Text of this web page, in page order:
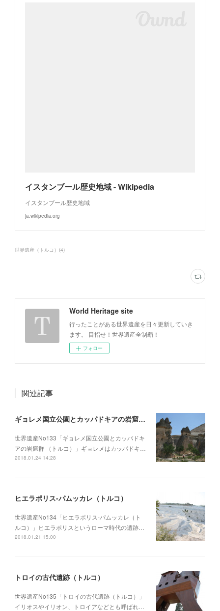
イスタンブール歴史地域 - Wikipedia
イスタンブール歴史地域
ja.wikipedia.org
世界遺産（トルコ） (4)
World Heritage site
行ったことがある世界遺産を日々更新していき
ます。 目指せ！世界遺産全制覇！
フォロー
関連記事
ギョレメ国立公園とカッパドキアの岩窟群 （トルコ）
世界遺産No133「ギョレメ国立公園とカッパドキ
アの岩窟群 （トルコ）」ギョレメはカッパドキ…
2018.01.24 14:28
ヒエラポリス-パムッカレ（トルコ）
世界遺産No134「ヒエラポリス-パムッカレ（ト
ルコ）」ヒエラポリスというローマ時代の遺跡…
2018.01.21 15:00
トロイの古代遺跡（トルコ）
世界遺産No135「トロイの古代遺跡（トルコ）」
イリオスやイリオン、トロイアなどとも呼ばれ…